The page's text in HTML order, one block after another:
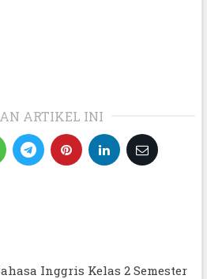
ARTIKEL INI
Inggris Kelas 2 Semester